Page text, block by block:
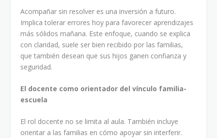
Acompañar sin resolver es una inversión a futuro.
Implica tolerar errores hoy para favorecer aprendizajes
más sólidos mañana. Este enfoque, cuando se explica
con claridad, suele ser bien recibido por las familias,
que también desean que sus hijos ganen confianza y
seguridad.
El docente como orientador del vínculo familia-
escuela
El rol docente no se limita al aula. También incluye
orientar a las familias en cómo apoyar sin interferir.